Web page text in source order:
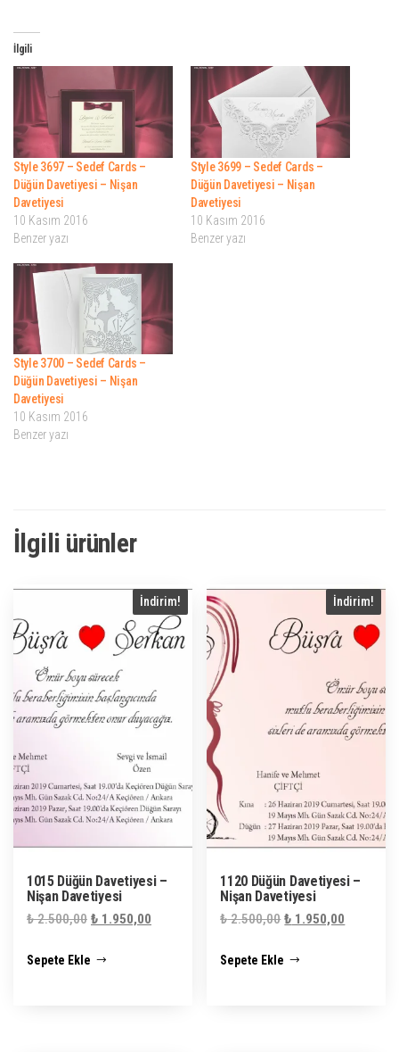
İlgili
Style 3697 – Sedef Cards –
Düğün Davetiyesi – Nişan
Davetiyesi
10 Kasım 2016
Benzer yazı
Style 3699 – Sedef Cards –
Düğün Davetiyesi – Nişan
Davetiyesi
10 Kasım 2016
Benzer yazı
Style 3700 – Sedef Cards –
Düğün Davetiyesi – Nişan
Davetiyesi
10 Kasım 2016
Benzer yazı
İlgili ürünler
İndirim!
1015 Düğün Davetiyesi –
Nişan Davetiyesi
₺2.500,00 Orijinal
₺ 2.500,00.
₺ 1.950,00
Sepete Ekle
İndirim!
1120 Düğün Davetiyesi –
Nişan Davetiyesi
₺2.500,00 Orijinal
₺ 2.500,00.
₺ 1.950,00
Sepete Ekle